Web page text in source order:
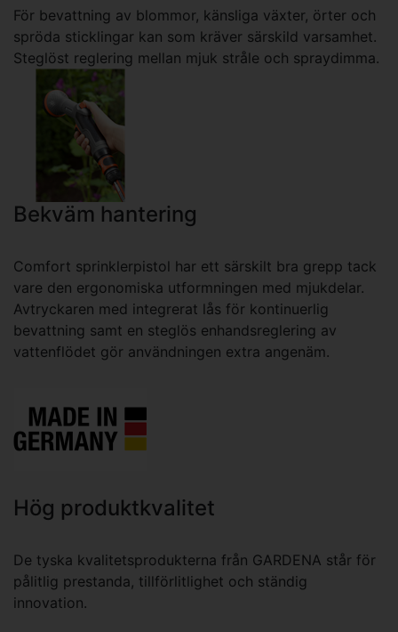
För bevattning av blommor, känsliga växter, örter och
spröda sticklingar kan som kräver särskild varsamhet.
Steglöst reglering mellan mjuk stråle och spraydimma.
Bekväm hantering
Comfort sprinklerpistol har ett särskilt bra grepp tack
vare den ergonomiska utformningen med mjukdelar.
Avtryckaren med integrerat lås för kontinuerlig
bevattning samt en steglös enhandsreglering av
vattenflödet gör användningen extra angenäm.
Hög produktkvalitet
De tyska kvalitetsprodukterna från GARDENA står för
pålitlig prestanda, tillförlitlighet och ständig
innovation.